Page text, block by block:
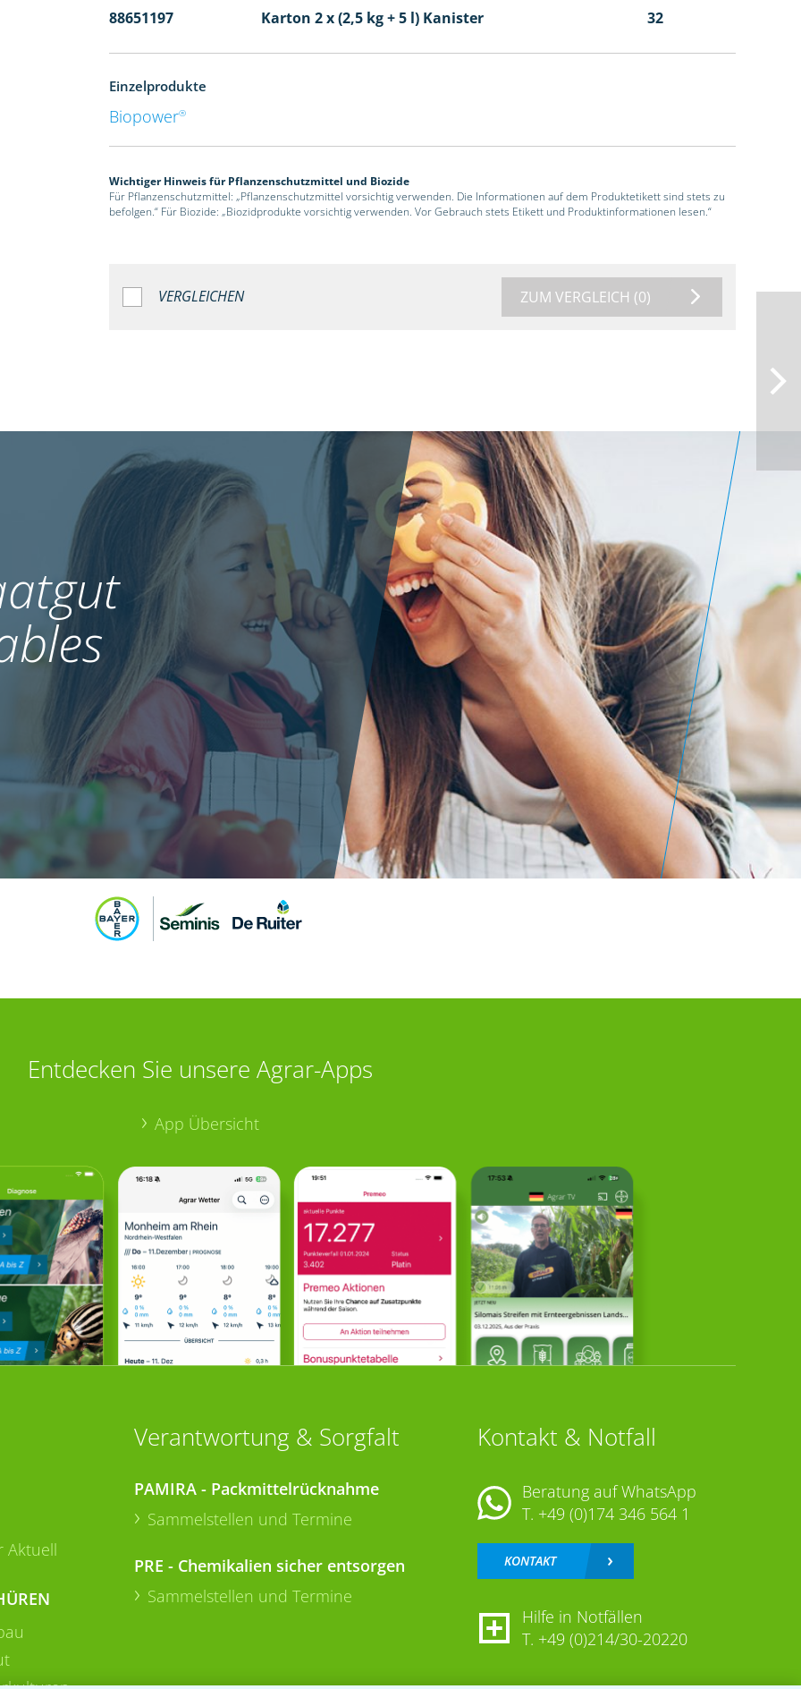
88651197 Karton 2 x (2,5 kg + 5 l) Kanister 32
Einzelprodukte
Biopower®
Wichtiger Hinweis für Pflanzenschutzmittel und Biozide
Für Pflanzenschutzmittel: „Pflanzenschutzmittel vorsichtig verwenden. Die Informationen auf dem Produktetikett sind stets zu
befolgen.“ Für Biozide: „Biozidprodukte vorsichtig verwenden. Vor Gebrauch stets Etikett und Produktinformationen lesen.“
VERGLEICHEN ZUM VERGLEICH (0)
Entdecken Sie unsere Agrar-Apps
App Übersicht
Aktuell
Verantwortung & Sorgfalt
PAMIRA - Packmittelrücknahme
Sammelstellen und Termine
PRE - Chemikalien sicher entsorgen
Sammelstellen und Termine
Kontakt & Notfall
Beratung auf WhatsApp
T. +49 (0)174 346 564 1
KONTAKT
Hilfe in Notfällen
T. +49 (0)214/30-20220